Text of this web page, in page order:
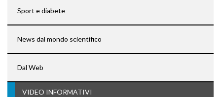
Sport e diabete
News dal mondo scientifico
Dal Web
VIDEO INFORMATIVI